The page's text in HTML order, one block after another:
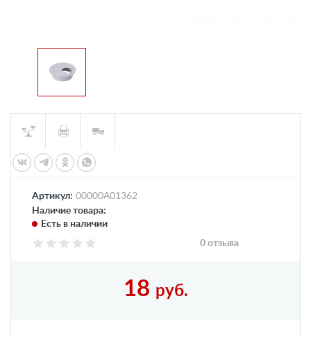
Артикул: 00000А01362
Наличие товара:
Есть в наличии
0 отзыва
18 руб.